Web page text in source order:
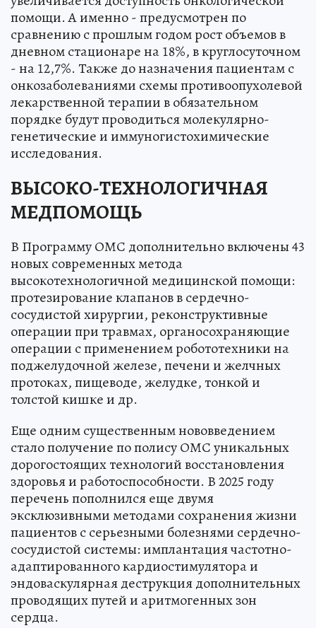
помощи. А именно - предусмотрен по
сравнению с прошлым годом рост объемов в
дневном стационаре на 18%, в круглосуточном
- на 12,7%. Также до назначения пациентам с
онкозаболеваниями схемы противоопухолевой
лекарственной терапии в обязательном
порядке будут проводиться молекулярно-
генетические и иммуногистохимические
исследования.
ВЫСОКО-ТЕХНОЛОГИЧНАЯ
МЕДПОМОЩЬ
В Программу ОМС дополнительно включены 43
новых современных метода
высокотехнологичной медицинской помощи:
протезирование клапанов в сердечно-
сосудистой хирургии, реконструктивные
операции при травмах, органосохраняющие
операции с применением робототехники на
поджелудочной железе, печени и желчных
протоках, пищеводе, желудке, тонкой и
толстой кишке и др.
Еще одним существенным нововведением
стало получение по полису ОМС уникальных
дорогостоящих технологий восстановления
здоровья и работоспособности. В 2025 году
перечень пополнился еще двумя
эксклюзивными методами сохранения жизни
пациентов с серьезными болезнями сердечно-
сосудистой системы: имплантация частотно-
адаптированного кардиостимулятора и
эндоваскулярная деструкция дополнительных
проводящих путей и аритмогенных зон
сердца.